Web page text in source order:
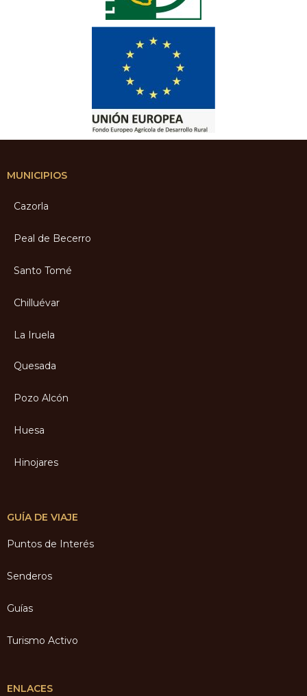
MUNICIPIOS
Cazorla
Peal de Becerro
Santo Tomé
Chilluévar
La Iruela
Quesada
Pozo Alcón
Huesa
Hinojares
GUÍA DE VIAJE
Puntos de Interés
Senderos
Guías
Turismo Activo
ENLACES